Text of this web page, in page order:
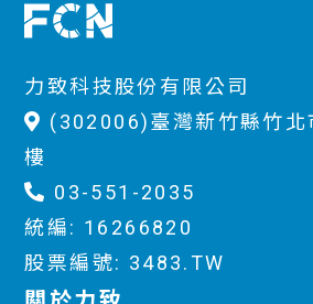
力致科技股份有限公司
(302006)臺灣新竹縣竹北
樓
03-551-2035
統編: 16266820
股票編號: 3483.TW